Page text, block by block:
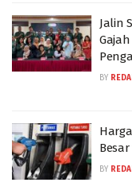
Jalin
BY
BY